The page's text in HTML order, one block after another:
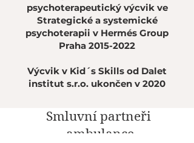
psychoterapeutický výcvik ve
Strategické a systemické
psychoterapii v Hermés Group
Praha 2015-2022
Výcvik v Kid´s Skills od Dalet
institut s.r.o. ukončen v 2020
Smluvní partneři
ambulance